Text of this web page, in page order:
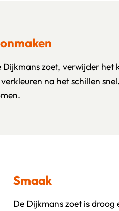
Dijkmans zoet, verwijder het
na het schillen
Smaak
De Dijkmans zoet is droog